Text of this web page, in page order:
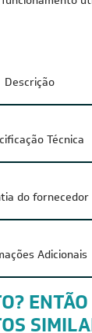
Descrição
Técnica
do fornecedor
Adicionais